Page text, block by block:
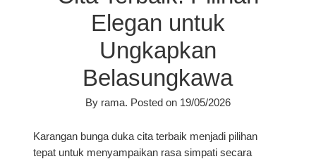
Elegan untuk
Ungkapkan
Belasungkawa
By rama. Posted on 19/05/2026
Karangan bunga duka cita terbaik menjadi pilihan
tepat untuk menyampaikan rasa simpati secara